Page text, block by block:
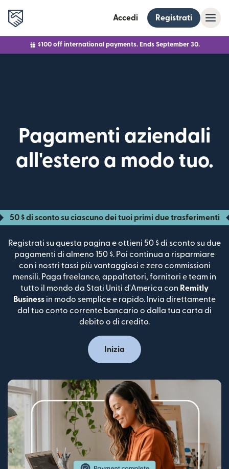
Accedi Registrati
$100 off international payments. Ends September 30.
Pagamenti aziendali
all'estero a modo tuo.
50 $ di sconto su ciascuno dei tuoi primi due trasferimenti
Registrati su questa pagina e ottieni 50 $ di sconto su due
pagamenti di almeno 150 $. Poi continua a risparmiare
con i nostri tassi più vantaggiosi e zero commissioni
mensili. Paga freelance, appaltatori, fornitori e team in
tutto il mondo da Stati Uniti d'America con Remitly
Business in modo semplice e rapido. Invia direttamente
dal tuo conto corrente bancario o dalla tua carta di
debito o di credito.
Inizia